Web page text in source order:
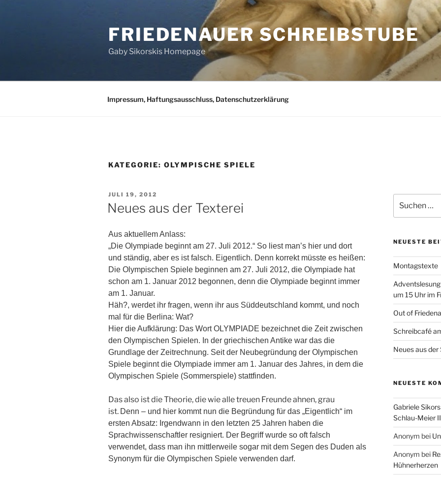
FRIEDENAUER SCHREIBSTUBE
Gaby Sikorskis Homepage
Impressum, Haftungsausschluss, Datenschutzerklärung
KATEGORIE: OLYMPISCHE SPIELE
VERÖFFENTLICHT
AM
JULI 19, 2012
Neues aus der Texterei
Aus aktuellem Anlass:
„Die Olympiade beginnt am 27. Juli 2012.“ So liest man’s hier und dort
und ständig, aber es ist falsch. Eigentlich. Denn korrekt müsste es heißen:
Die Olympischen Spiele beginnen am 27. Juli 2012, die Olympiade hat
schon am 1. Januar 2012 begonnen, denn die Olympiade beginnt immer
am 1. Januar.
Häh?, werdet ihr fragen, wenn ihr aus Süddeutschland kommt, und noch
mal für die Berlina: Wat?
Hier die Aufklärung: Das Wort OLYMPIADE bezeichnet die Zeit zwischen
den Olympischen Spielen. In der griechischen Antike war das die
Grundlage der Zeitrechnung. Seit der Neubegründung der Olympischen
Spiele beginnt die Olympiade immer am 1. Januar des Jahres, in dem die
Olympischen Spiele (Sommerspiele) stattfinden.
Das also ist die Theorie, die wie alle treuen Freunde ahnen, grau
ist. Denn – und hier kommt nun die Begründung für das „Eigentlich“ im
ersten Absatz: Irgendwann in den letzten 25 Jahren haben die
Sprachwissenschaftler resigniert. Der Begriff wurde so oft falsch
verwendet, dass man ihn mittlerweile sogar mit dem Segen des Duden als
Synonym für die Olympischen Spiele verwenden darf.
nach:
NEUESTE
Montagstexte
um 15 Uhr im
Out of
Schreibcafé
Neues aus
NEUESTE
Gabriele
Schlau-Meier II
Anonym bei
Anonym bei
Hühnerherzen